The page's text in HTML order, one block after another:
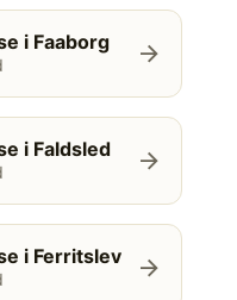
i Faaborg arrow_forward
i Faldsled arrow_forward
i Ferritslev arrow_forward